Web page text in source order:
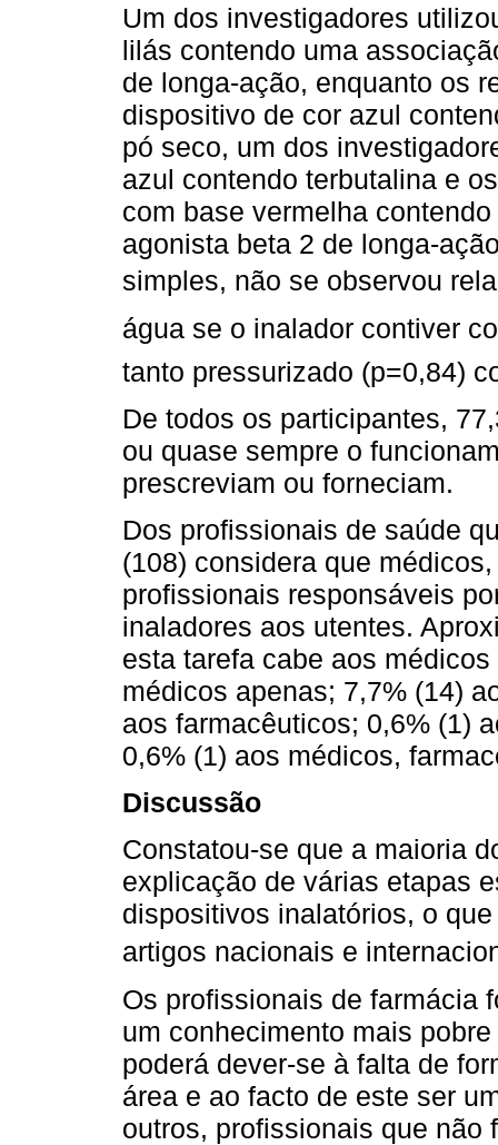
Um dos investigadores
lilás contendo uma
de longa-ação, enquanto os
dispositivo de cor azul
pó seco, um dos
azul contendo terbutalina e
com base vermelha
agonista beta 2 de longa-
simples, não se observou
água se o inalador contiver
tanto pressurizado (p=0,84)
De todos os participantes,
ou quase sempre o
prescreviam ou forneciam.
Dos profissionais de saúde
(108) considera que
profissionais responsáveis
inaladores aos utentes.
esta tarefa cabe aos
médicos apenas; 7,7% (14)
aos farmacêuticos; 0,6% (1)
0,6% (1) aos médicos,
Discussão
Constatou-se que a maioria
explicação de várias etapas
dispositivos inalatórios, o
artigos nacionais e
Os profissionais de farmácia
um conhecimento mais
poderá dever-se à falta de
área e ao facto de este ser
outros, profissionais que não